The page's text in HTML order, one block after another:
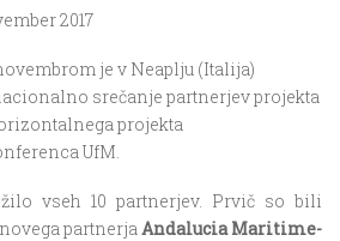
2017
je v Neaplju (Italija)
srečanje partnerjev projekta
projekta
UfM.
vseh 10 partnerjev. Prvič so bili
partnerjaAndalucia Maritime-